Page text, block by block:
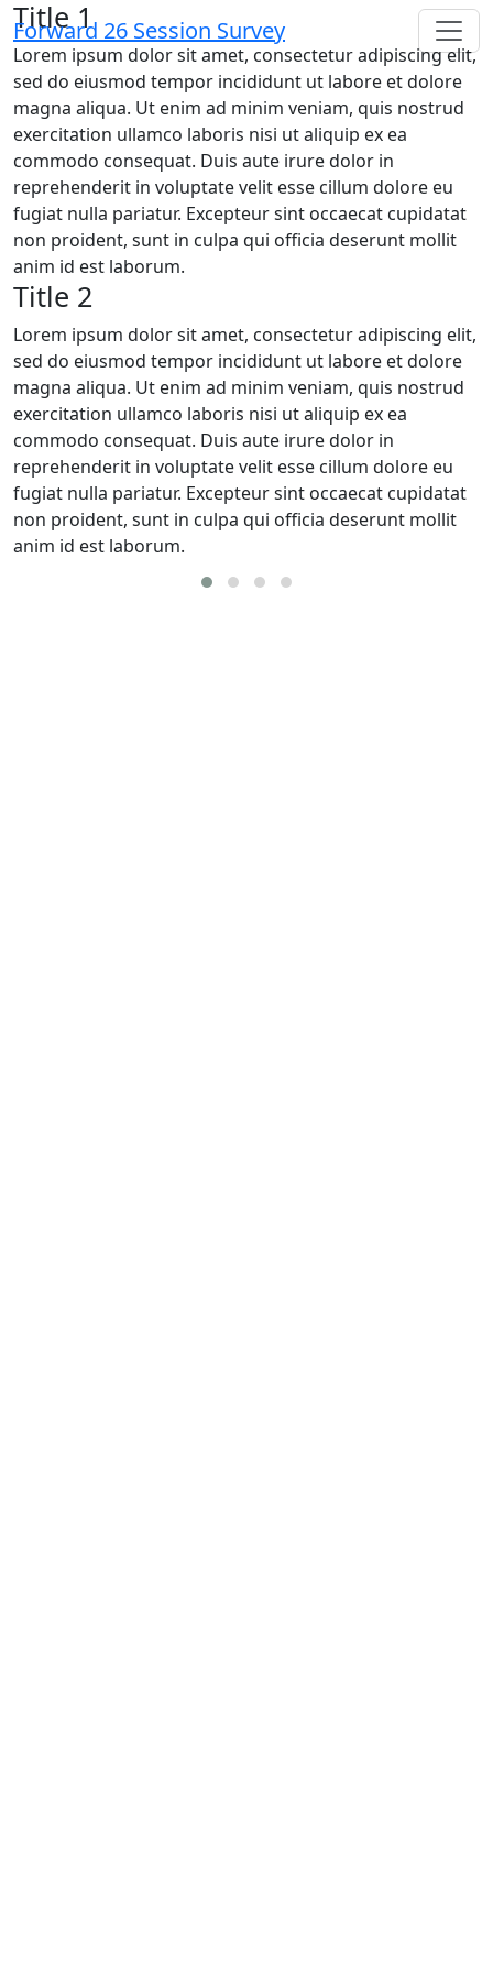
Forward 26 Session Survey
Title 1
Lorem ipsum dolor sit amet, consectetur adipiscing elit,
sed do eiusmod tempor incididunt ut labore et dolore
magna aliqua. Ut enim ad minim veniam, quis nostrud
exercitation ullamco laboris nisi ut aliquip ex ea
commodo consequat. Duis aute irure dolor in
reprehenderit in voluptate velit esse cillum dolore eu
fugiat nulla pariatur. Excepteur sint occaecat cupidatat
non proident, sunt in culpa qui officia deserunt mollit
anim id est laborum.
Title 2
Lorem ipsum dolor sit amet, consectetur adipiscing elit,
sed do eiusmod tempor incididunt ut labore et dolore
magna aliqua. Ut enim ad minim veniam, quis nostrud
exercitation ullamco laboris nisi ut aliquip ex ea
commodo consequat. Duis aute irure dolor in
reprehenderit in voluptate velit esse cillum dolore eu
fugiat nulla pariatur. Excepteur sint occaecat cupidatat
non proident, sunt in culpa qui officia deserunt mollit
anim id est laborum.